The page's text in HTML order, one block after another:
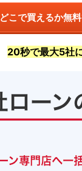
どこで買えるか無
20秒で最大5社